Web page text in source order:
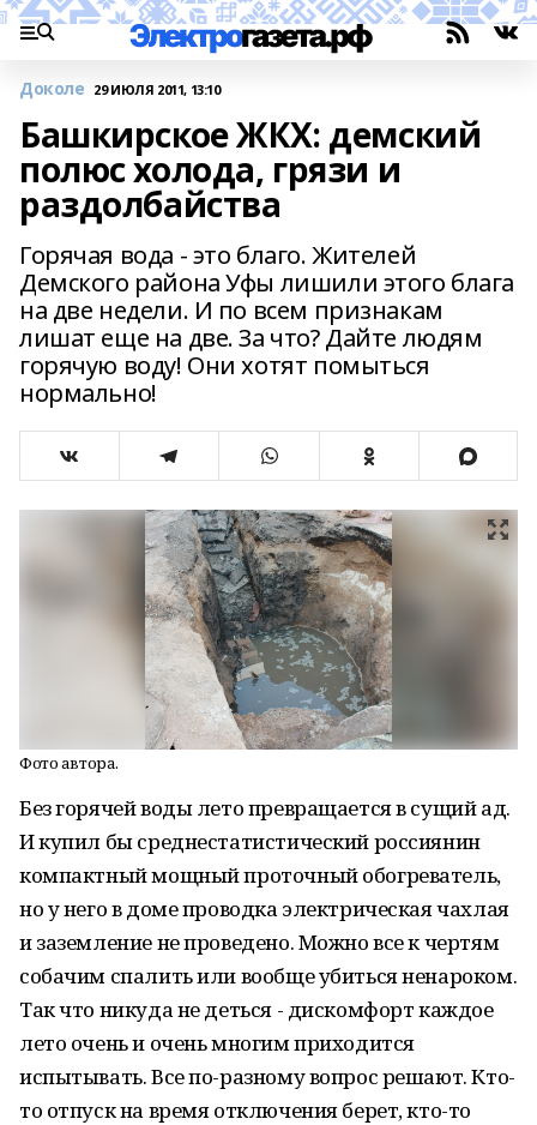
Доколе 29 ИЮЛЯ 2011, 13:10
Башкирское ЖКХ: демский
полюс холода, грязи и
раздолбайства
Горячая вода - это благо. Жителей
Демского района Уфы лишили этого блага
на две недели. И по всем признакам
лишат еще на две. За что? Дайте людям
горячую воду! Они хотят помыться
нормально!
Фото автора.
Без горячей воды лето превращается в сущий ад.
И купил бы среднестатистический россиянин
компактный мощный проточный обогреватель,
но у него в доме проводка электрическая чахлая
и заземление не проведено. Можно все к чертям
собачим спалить или вообще убиться ненароком.
Так что никуда не деться - дискомфорт каждое
лето очень и очень многим приходится
испытывать. Все по-разному вопрос решают. Кто-
то отпуск на время отключения берет, кто-то